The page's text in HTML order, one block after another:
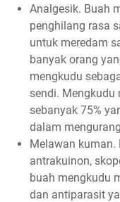
Analgesik. Buah
penghilang rasa
untuk meredam
banyak orang
mengkudu
sendi.
sebanyak 75%
dalam
Melawan kuman.
antrakuinon,
buah mengkudu
dan antiparasit